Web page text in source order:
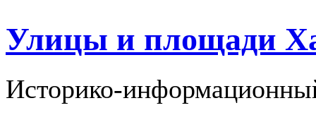
Улицы и площади
Историко-